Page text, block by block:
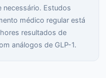
Estudos
médico regular está
resultados de
análogos de GLP-1.